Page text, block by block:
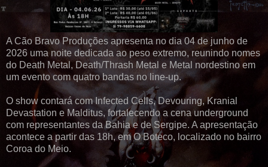
A Cão Bravo Produções apresenta no dia 04 de junho de
2026 uma noite dedicada ao peso extremo, reunindo nomes
do Death Metal, Death/Thrash Metal e Metal nordestino em
um evento com quatro bandas no line-up.
O show contará com Infected Cells, Devouring, Kranial
Devastation e Malditus, fortalecendo a cena underground
com representantes da Bahia e de Sergipe. A apresentação
acontece a partir das 18h, em O Boteco, localizado no bairro
Coroa do Meio.